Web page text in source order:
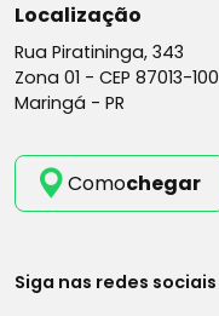
Localização
Rua Piratininga, 343
Zona 01 - CEP 87013-100
Maringá - PR
Comochegar
Siga nas redes sociais